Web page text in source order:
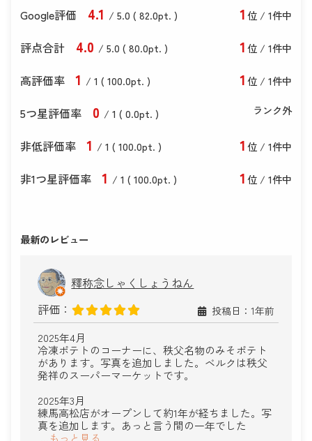
Google評価 4.1 / 5.0 ( 82.0pt. ) 1 位 / 1件中
評点合計 4.0 / 5.0 ( 80.0pt. ) 1 位 / 1件中
高評価率 1 / 1 ( 100.0pt. ) 1 位 / 1件中
5つ星評価率 0 / 1 ( 0.0pt. ) ランク外
非低評価率 1 / 1 ( 100.0pt. ) 1 位 / 1件中
非1つ星評価率 1 / 1 ( 100.0pt. ) 1 位 / 1件中
最新のレビュー
釋称念しゃくしょうねん
評価：
投稿日：1年前
2025年4月
冷凍ポテトのコーナーに、秩父名物のみそポテト
があります。写真を追加しました。ベルクは秩父
発祥のスーパーマーケットです。
2025年3月
練馬高松店がオープンして約1年が経ちました。写
真を追加します。あっと言う間の一年でした